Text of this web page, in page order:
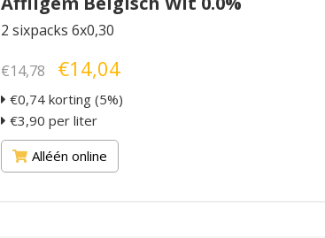
2 sixpacks 6x0,30
€14,78 €14,04
€0,74 korting (5%)
€3,90 per liter
Alléén online